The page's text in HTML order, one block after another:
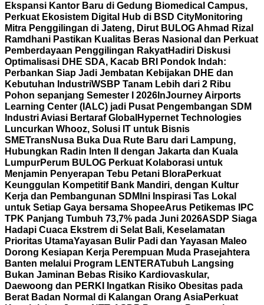
Ekspansi Kantor Baru di Gedung Biomedical Campus,
Perkuat Ekosistem Digital Hub di BSD CityMonitoring
Mitra Penggilingan di Jateng, Dirut BULOG Ahmad Rizal
Ramdhani Pastikan Kualitas Beras Nasional dan Perkuat
Pemberdayaan Penggilingan RakyatHadiri Diskusi
Optimalisasi DHE SDA, Kacab BRI Pondok Indah:
Perbankan Siap Jadi Jembatan Kebijakan DHE dan
Kebutuhan IndustriWSBP Tanam Lebih dari 2 Ribu
Pohon sepanjang Semester I 2026 InJourney Airports
Learning Center (IALC) jadi Pusat Pengembangan SDM
Industri Aviasi Bertaraf Global Hypernet Technologies
Luncurkan Whooz, Solusi IT untuk Bisnis
SMETransNusa Buka Dua Rute Baru dari Lampung,
Hubungkan Radin Inten II dengan Jakarta dan Kuala
LumpurPerum BULOG Perkuat Kolaborasi untuk
Menjamin Penyerapan Tebu Petani BloraPerkuat
Keunggulan Kompetitif Bank Mandiri, dengan Kultur
Kerja dan Pembangunan SDM Ini Inspirasi Tas Lokal
untuk Setiap Gaya bersama ShopeeArus Petikemas IPC
TPK Panjang Tumbuh 73,7% pada Juni 2026ASDP Siaga
Hadapi Cuaca Ekstrem di Selat Bali, Keselamatan
Prioritas UtamaYayasan Bulir Padi dan Yayasan Maleo
Dorong Kesiapan Kerja Perempuan Muda Prasejahtera
Banten melalui Program LENTERATubuh Langsing
Bukan Jaminan Bebas Risiko Kardiovaskular,
Daewoong dan PERKI Ingatkan Risiko Obesitas pada
Berat Badan Normal di Kalangan Orang AsiaPerkuat